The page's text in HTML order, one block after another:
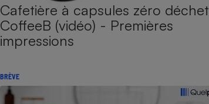
Cafetière à capsules zéro déchet
CoffeeB (vidéo) - Premières
impressions
BRÈVE